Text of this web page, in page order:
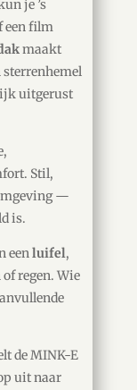
je ’s
een film
maakt
uitgerust
Stil,
—
is.
eenluifel,
regen. Wie
de MINK-E
uit naar